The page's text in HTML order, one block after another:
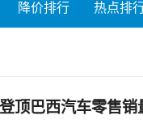
降价排行 热点排
顶巴西汽车零售销